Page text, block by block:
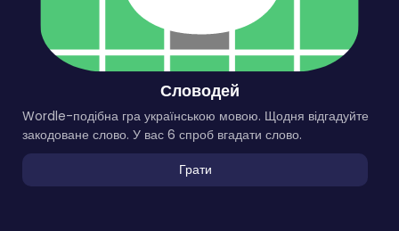
Словодей
Wordle-подібна гра українською мовою. Щодня відгадуйте
закодоване слово. У вас 6 спроб вгадати слово.
Грати